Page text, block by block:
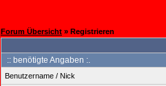
Forum Übersicht » Registrieren
:: benötigte Angaben :.
Benutzername / Nick